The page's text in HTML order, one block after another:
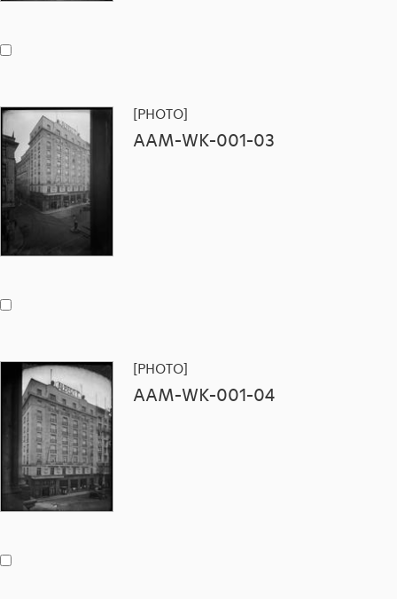
[PHOTO]
AAM-WK-001-03
[PHOTO]
AAM-WK-001-04